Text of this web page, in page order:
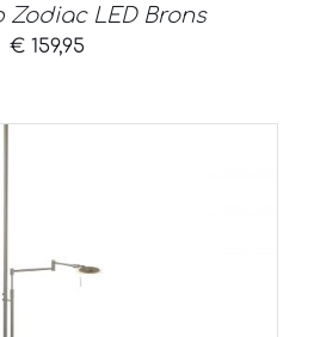
Zodiac LED Brons
€159,95